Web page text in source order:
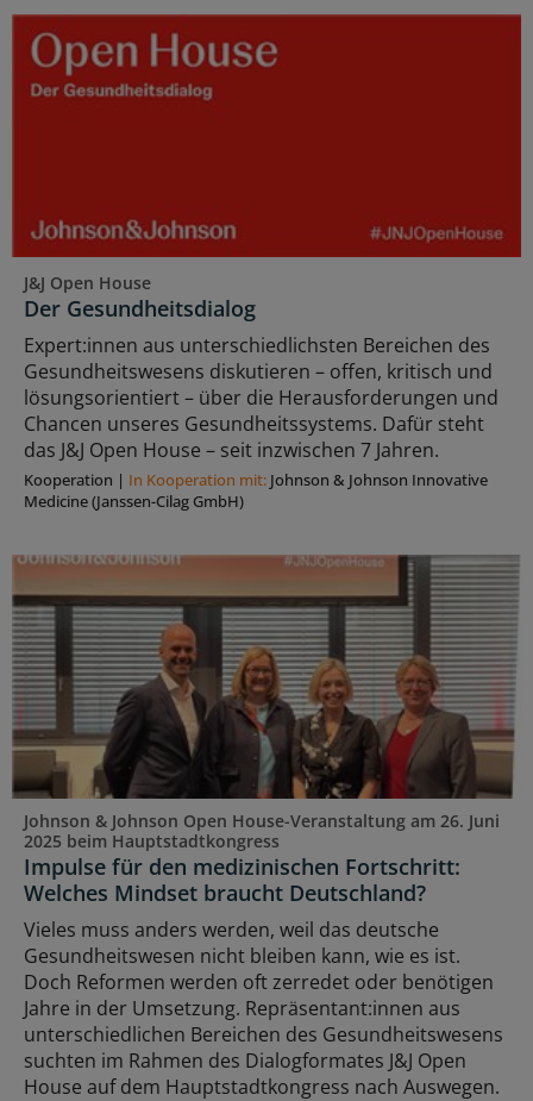
J&J Open House
Der Gesundheitsdialog
Expert:innen aus unterschiedlichsten Bereichen des
Gesundheitswesens diskutieren – offen, kritisch und
lösungsorientiert – über die Herausforderungen und
Chancen unseres Gesundheitssystems. Dafür steht
das J&J Open House – seit inzwischen 7 Jahren.
Kooperation | In Kooperation mit: Johnson & Johnson Innovative
Medicine (Janssen-Cilag GmbH)
Johnson & Johnson Open House-Veranstaltung am 26. Juni
2025 beim Hauptstadtkongress
Impulse für den medizinischen Fortschritt:
Welches Mindset braucht Deutschland?
Vieles muss anders werden, weil das deutsche
Gesundheitswesen nicht bleiben kann, wie es ist.
Doch Reformen werden oft zerredet oder benötigen
Jahre in der Umsetzung. Repräsentant:innen aus
unterschiedlichen Bereichen des Gesundheitswesens
suchten im Rahmen des Dialogformates J&J Open
House auf dem Hauptstadtkongress nach Auswegen.